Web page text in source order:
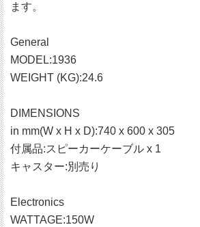
ます。
General
MODEL:1936
WEIGHT (KG):24.6
DIMENSIONS
in mm(W x H x D):740 x 600 x 305
付属品:スピーカーケーブル x 1
キャスター:別売り
Electronics
WATTAGE:150W